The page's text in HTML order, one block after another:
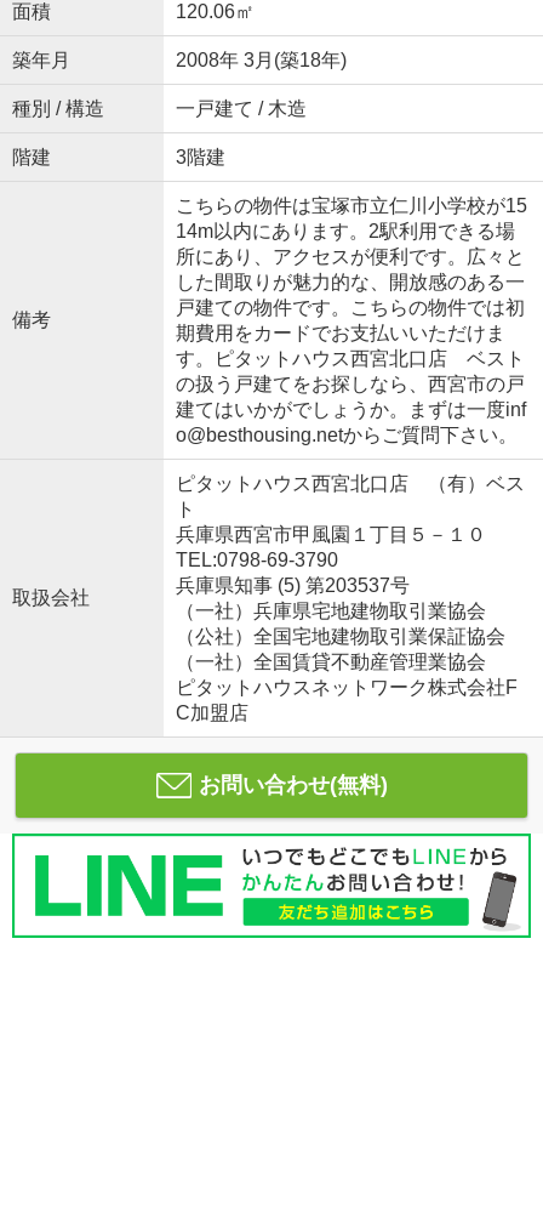
面積 120.06㎡
築年月 2008年 3月(築18年)
種別 / 構造 一戸建て / 木造
階建 3階建
備考
こちらの物件は宝塚市立仁川小学校が15
14m以内にあります。2駅利用できる場
所にあり、アクセスが便利です。広々と
した間取りが魅力的な、開放感のある一
戸建ての物件です。こちらの物件では初
期費用をカードでお支払いいただけま
す。ピタットハウス西宮北口店 ベスト
の扱う戸建てをお探しなら、西宮市の戸
建てはいかがでしょうか。まずは一度inf
o@besthousing.netからご質問下さい。
取扱会社
ピタットハウス西宮北口店 （有）ベス
ト
兵庫県西宮市甲風園１丁目５－１０
TEL:0798-69-3790
兵庫県知事 (5) 第203537号
（一社）兵庫県宅地建物取引業協会
（公社）全国宅地建物取引業保証協会
（一社）全国賃貸不動産管理業協会
ピタットハウスネットワーク株式会社F
C加盟店
お問い合わせ(無料)